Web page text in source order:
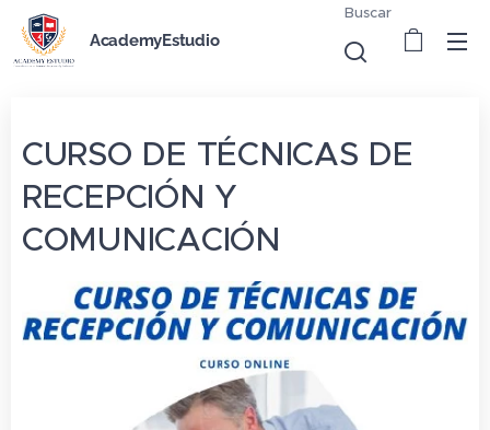
AcademyEstudio
Buscar
CURSO DE TÉCNICAS DE
RECEPCIÓN Y
COMUNICACIÓN